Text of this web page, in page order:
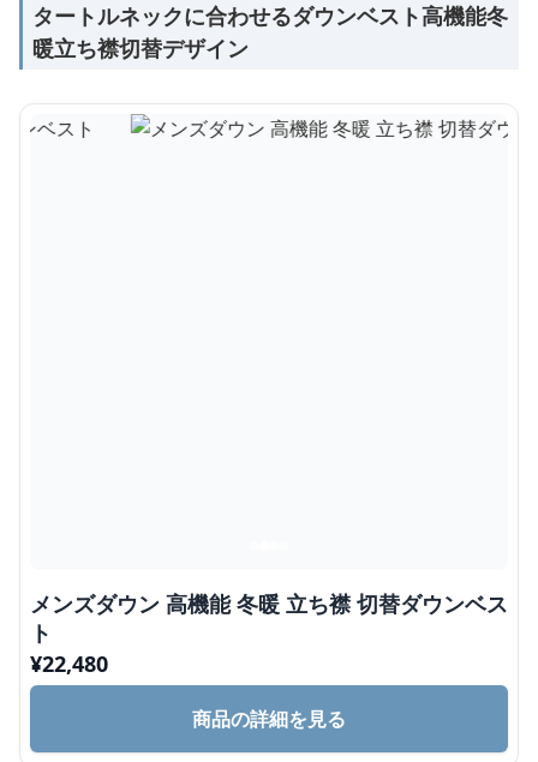
タートルネックに合わせるダウンベスト高機能冬
暖立ち襟切替デザイン
メンズダウン 高機能 冬暖 立ち襟 切替ダウンベス
ト
¥22,480
商品の詳細を見る